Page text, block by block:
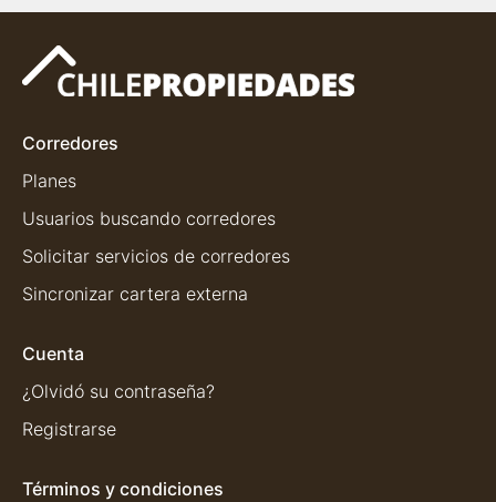
Corredores
Planes
Usuarios buscando corredores
Solicitar servicios de corredores
Sincronizar cartera externa
Cuenta
¿Olvidó su contraseña?
Registrarse
Términos y condiciones